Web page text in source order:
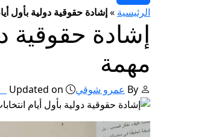
الرئيسية »إشادة حقوقية دولية بأول أيام
مهمة
By عمرو شوقي Updated on